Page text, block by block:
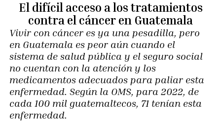
El difícil acceso a los tratamientos
contra el cáncer en Guatemala
Vivir con cáncer es ya una pesadilla, pero
en Guatemala es peor aún cuando el
sistema de salud pública y el seguro social
no cuentan con la atención y los
medicamentos adecuados para paliar esta
enfermedad. Según la OMS, para 2022, de
cada 100 mil guatemaltecos, 71 tenían esta
enfermedad.